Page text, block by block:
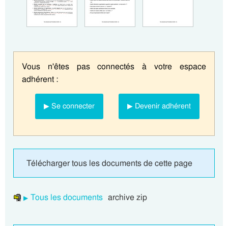
Vous n'êtes pas connectés à votre espace
adhérent :
▶ Se connecter ▶ Devenir adhérent
Télécharger tous les documents de cette page
Tous les documents archive zip